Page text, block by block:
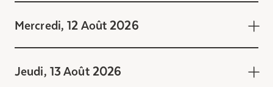
Mercredi, 12 Août 2026
Jeudi, 13 Août 2026